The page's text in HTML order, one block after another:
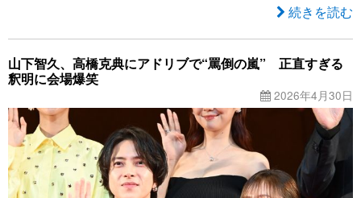
続きを読む
山下智久、高橋克典にアドリブで“罵倒の嵐” 正直すぎる
釈明に会場爆笑
2026年4月30日